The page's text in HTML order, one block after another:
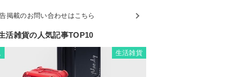
掲載のお問い合わせはこちら
活雑貨の人気記事TOP10
生活雑貨